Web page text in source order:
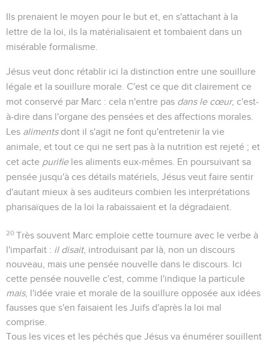
Ils prenaient le moyen pour le but et, en s'attachant à la
lettre de la loi, ils la matérialisaient et tombaient dans un
misérable formalisme.
Jésus veut donc rétablir ici la distinction entre une souillure
légale et la souillure morale. C'est ce que dit clairement ce
mot conservé par Marc : cela n'entre pas dans le cœur, c'est-
à-dire dans l'organe des pensées et des affections morales.
Les alimentsdont il s'agit ne font qu'entretenir la vie
animale, et tout ce qui ne sert pas à la nutrition est rejeté ; et
cet acte purifieles aliments eux-mêmes. En poursuivant sa
pensée jusqu'à ces détails matériels, Jésus veut faire sentir
d'autant mieux à ses auditeurs combien les interprétations
pharisaïques de la loi la rabaissaient et la dégradaient.
20 Très souvent Marc emploie cette tournure avec le verbe à
l'imparfait : il disait, introduisant par là, non un discours
nouveau, mais une pensée nouvelle dans le discours. Ici
cette pensée nouvelle c'est, comme l'indique la particule
mais, l'idée vraie et morale de la souillure opposée aux idées
fausses que s'en faisaient les Juifs d'après la loi mal
comprise.
Tous les vices et les péchés que Jésus va énumérer souillent